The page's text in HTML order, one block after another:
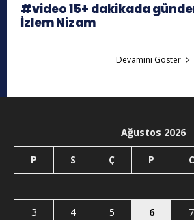
#video 15+ dakikada
İzlem Nizam
Devamını Göster
Ağustos 2026
P S Ç P C
3
4 5 6 7